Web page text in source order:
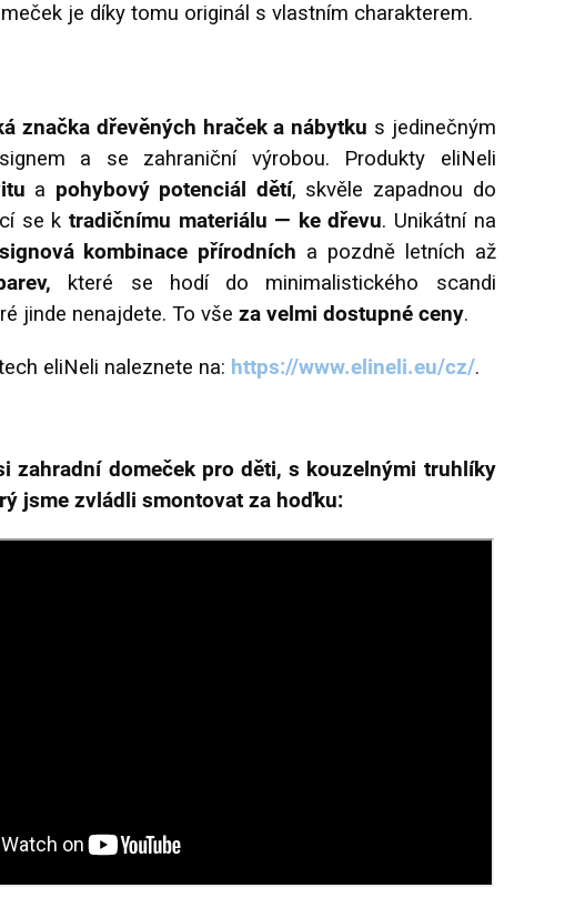
je díky tomu originál s vlastním charakterem.
značka dřevěných hraček a nábytku s jedinečným
a se zahraniční výrobou. Produkty eliNeli
a pohybový potenciál dětí, skvěle zapadnou do
se ktradičnímu materiálu — ke dřevu. Unikátní na
kombinace přírodních a pozdně letních až
které se hodí do minimalistického scandi
jinde nenajdete. To vše za velmi dostupné ceny.
eliNeli naleznete na: https://www.elineli.eu/cz/.
zahradní domeček pro děti, s kouzelnými truhlíky
jsme zvládli smontovat za hoďku: